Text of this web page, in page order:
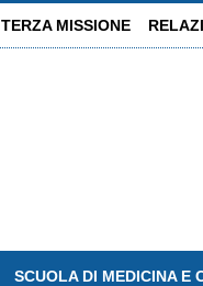
TERZA MISSIONE
SCUOLA DI MEDICINA E